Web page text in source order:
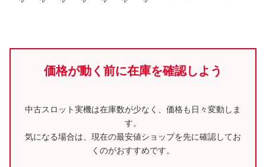
価格が動く前に在庫を確認しよう
中古スロット実機は在庫数が少なく、価格も日々変動しま
す。
気になる場合は、現在の最安値ショップを先に確認してお
くのがおすすめです。